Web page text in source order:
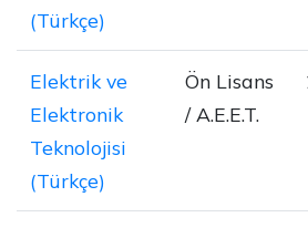
(Türkçe)
Elektrik ve
Elektronik
Teknolojisi
(Türkçe)
Ön Lisans
/ A.E.E.T.